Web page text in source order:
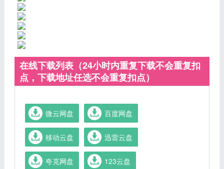
在线下载列表（24小时内重复下载不会重复扣
点，下载地址任选不会重复扣点）
微云网盘 百度网盘
移动云盘 迅雷云盘
夸克网盘 123云盘